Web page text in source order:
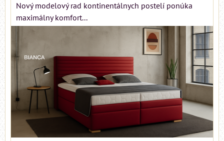
Nový modelový rad kontinentálnych postelí ponúka
maximálny komfort...